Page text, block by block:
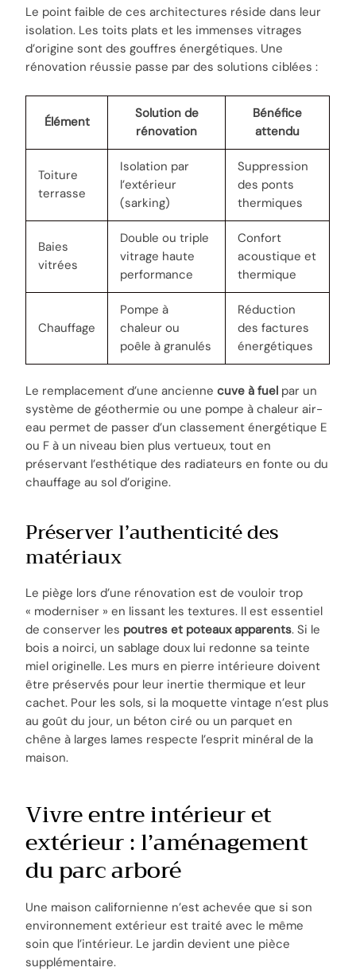
Le point faible de ces architectures réside dans leur
isolation. Les toits plats et les immenses vitrages
d’origine sont des gouffres énergétiques. Une
rénovation réussie passe par des solutions ciblées :
Élément
Solution de
rénovation
Bénéfice
attendu
Toiture
terrasse
Isolation par
l’extérieur
(sarking)
Suppression
des ponts
thermiques
Baies
vitrées
Double ou triple
vitrage haute
performance
Confort
acoustique et
thermique
Chauffage
Pompe à
chaleur ou
poêle à granulés
Réduction
des factures
énergétiques
Le remplacement d’une anciennecuve à fuel par un
système de géothermie ou une pompe à chaleur air-
eau permet de passer d’un classement énergétique E
ou F à un niveau bien plus vertueux, tout en
préservant l’esthétique des radiateurs en fonte ou du
chauffage au sol d’origine.
Préserver l’authenticité des
matériaux
Le piège lors d’une rénovation est de vouloir trop
« moderniser » en lissant les textures. Il est essentiel
de conserver les poutres et poteaux apparents. Si le
bois a noirci, un sablage doux lui redonne sa teinte
miel originelle. Les murs en pierre intérieure doivent
être préservés pour leur inertie thermique et leur
cachet. Pour les sols, si la moquette vintage n’est plus
au goût du jour, un béton ciré ou un parquet en
chêne à larges lames respecte l’esprit minéral de la
maison.
Vivre entre intérieur et
extérieur : l’aménagement
du parc arboré
Une maison californienne n’est achevée que si son
environnement extérieur est traité avec le même
soin que l’intérieur. Le jardin devient une pièce
supplémentaire.